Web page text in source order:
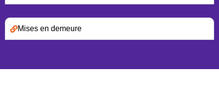
Mises en demeure